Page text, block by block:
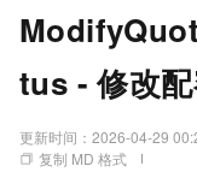
tus - 修改
更新时间： 2026-04-29
复制 MD 格式